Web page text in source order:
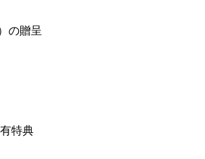
の贈呈
特典